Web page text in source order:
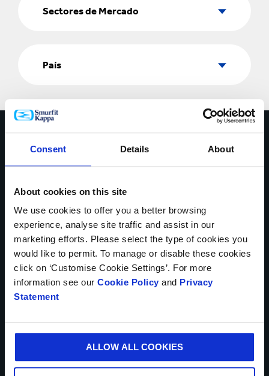
Consent Details About
About cookies on this site
We use cookies to offer you a better browsing
experience, analyse site traffic and assist in our
marketing efforts. Please select the type of cookies you
would like to permit. To manage or disable these cookies
click on ‘Customise Cookie Settings’. For more
information see our Cookie Policy and Privacy
Statement
ALLOW ALL COOKIES
Sectores de Mercado
País
Contáctate con nosotros hoy
PAÍS*